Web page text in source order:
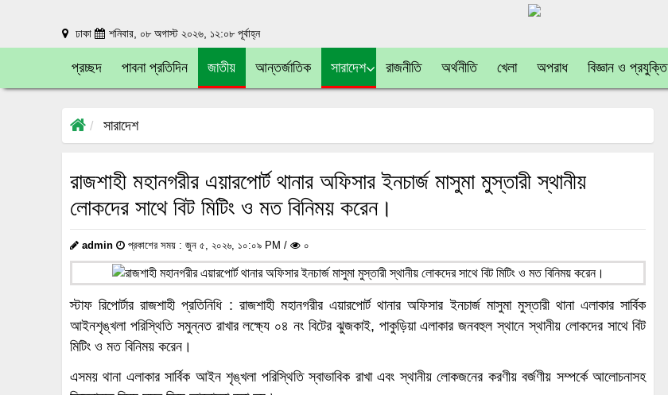
ঢাকা শনিবার, ০৮ অগাস্ট ২০২৬, ১২:০৮ পূর্বাহ্ন
প্রচ্ছদ পাবনা প্রতিদিন জাতীয় আন্তর্জাতিক সারাদেশ রাজনীতি অর্থনীতি খেলা অপরাধ বিজ্ঞান ও প্রযুক্তি
সারাদেশ
রাজশাহী মহানগরীর এয়ারপোর্ট থানার অফিসার ইনচার্জ মাসুমা মুস্তারী স্থানীয়
লোকদের সাথে বিট মিটিং ও মত বিনিময় করেন।
admin প্রকাশের সময় : জুন ৫, ২০২৬, ১০:০৯ PM / ০
স্টাফ রিপোর্টার রাজশাহী প্রতিনিধি : রাজশাহী মহানগরীর এয়ারপোর্ট থানার অফিসার ইনচার্জ মাসুমা মুস্তারী থানা এলাকার সার্বিক
আইনশৃঙ্খলা পরিস্থিতি সমুন্নত রাখার লক্ষ্যে ০৪ নং বিটের ঝুজকাই, পাকুড়িয়া এলাকার জনবহুল স্থানে স্থানীয় লোকদের সাথে বিট
মিটিং ও মত বিনিময় করেন।
এসময় থানা এলাকার সার্বিক আইন শৃঙ্খলা পরিস্থিতি স্বাভাবিক রাখা এবং স্থানীয় লোকজনের করণীয় বর্জণীয় সম্পর্কে আলোচনাসহ